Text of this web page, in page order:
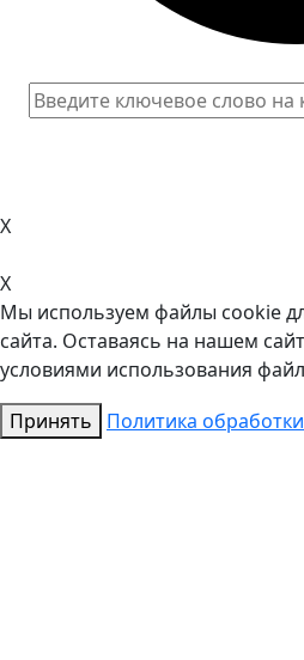
X
X
Мы используем файлы cookie
сайта. Оставаясь на нашем
условиями использования
Принять
Политика